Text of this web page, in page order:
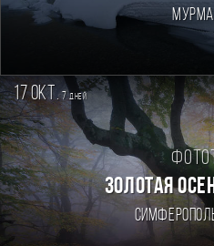
17 окт.7дней
ЗОЛОТАЯ